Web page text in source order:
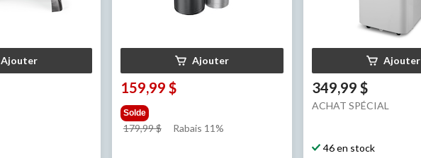
Ajouter Ajouter
159,99 $
Solde
179,99 $
prixRabais 11%
Ajouter
349,99 $
ACHAT SPÉCIAL
46 en stock